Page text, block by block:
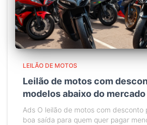
LEILÃO DE MOTOS
Leilão de motos com
modelos abaixo do mercado
Ads O leilão de motos com desconto
boa saída para quem quer pagar